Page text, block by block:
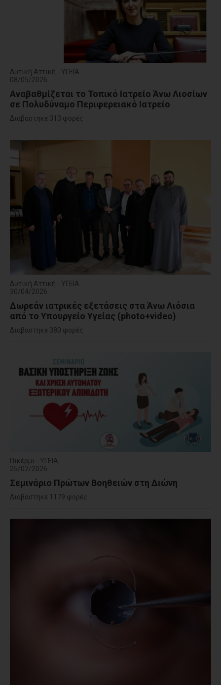
Δυτική Αττική - ΥΓΕΙΑ
08/05/2026
Αναβαθμίζεται το Τοπικό Ιατρείο Άνω Λιοσίων
σε Πολυδύναμο Περιφερειακό Ιατρείο
Διαβάστηκε 313 φορές
Δυτική Αττική - ΥΓΕΙΑ
30/04/2026
Δωρεάν ιατρικές εξετάσεις στα Άνω Λιόσια
από το Υπουργείο Υγείας (photo+video)
Διαβάστηκε 380 φορές
Πικέρμι - ΥΓΕΙΑ
25/02/2026
Σεμινάριο Πρώτων Βοηθειών στη Διώνη
Διαβάστηκε 1179 φορές